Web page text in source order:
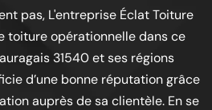
pas, L'entreprise Éclat Toiture
toiture opérationnelle dans ce
31540 et ses régions
d’une bonne réputation grâce
auprès de sa clientèle. En se